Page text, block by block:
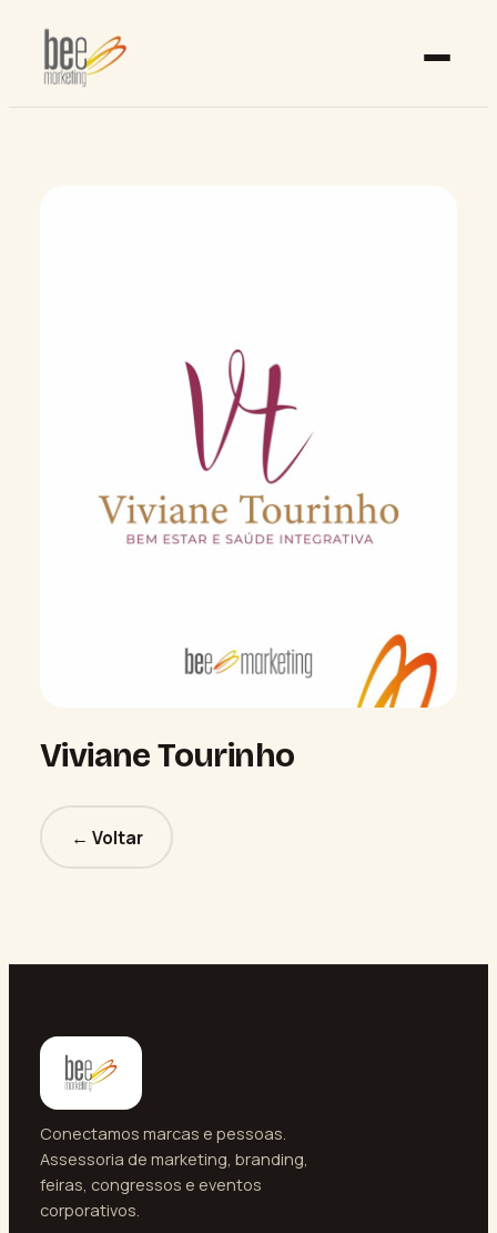
Viviane Tourinho
← Voltar
Conectamos marcas e pessoas.
Assessoria de marketing, branding,
feiras, congressos e eventos
corporativos.